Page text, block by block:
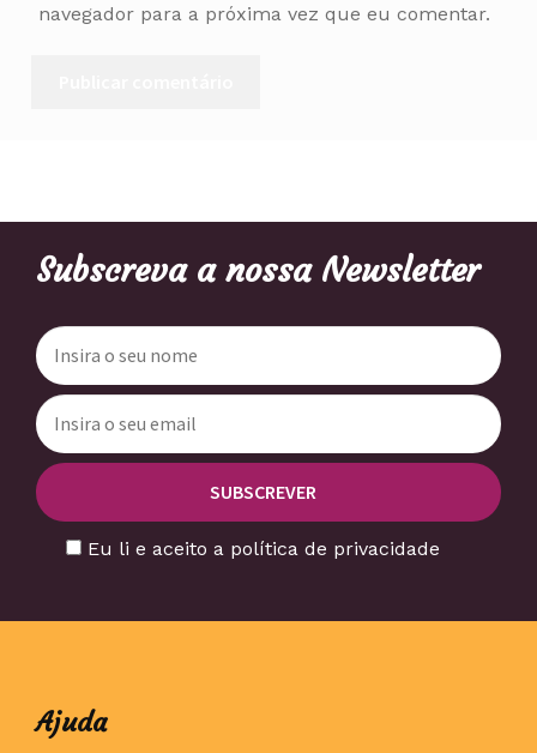
navegador para a próxima vez que eu comentar.
Subscreva a nossa Newsletter
Eu li e aceito a política de privacidade
Ajuda